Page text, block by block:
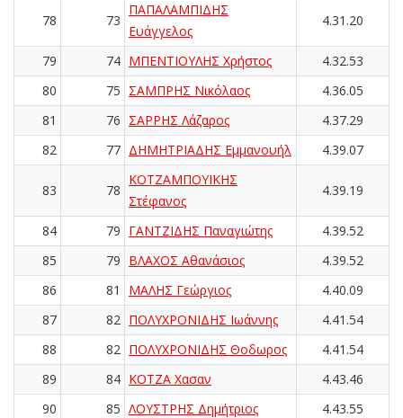
78 73
ΠΑΠΑΛΑΜΠΙΔΗΣ
Ευάγγελος
4.31.20
79 74 ΜΠΕΝΤΙΟΥΛΗΣ Χρήστος
4.32.53
80
75 ΣΑΜΠΡΗΣ Νικόλαος
4.36.05
81
76 ΣΑΡΡΗΣ Λάζαρος
4.37.29
82
77 ΔΗΜΗΤΡΙΑΔΗΣ Εμμανουήλ 4.39.07
83 78
ΚΟΤΖΑΜΠΟΥΪΚΗΣ
Στέφανος
4.39.19
84 79 ΓΑΝΤΖΙΔΗΣ Παναγιώτης
4.39.52
85
79 ΒΛΑΧΟΣ Αθανάσιος
4.39.52
86
81 ΜΑΛΗΣ Γεώργιος
4.40.09
87
82 ΠΟΛΥΧΡΟΝΙΔΗΣ Ιωάννης
4.41.54
88
82 ΠΟΛΥΧΡΟΝΙΔΗΣ Θοδωρος
4.41.54
89
84 ΚΟΤΖΑ Χασαν
4.43.46
90
85 ΛΟΥΣΤΡΗΣ Δημήτριος
4.43.55